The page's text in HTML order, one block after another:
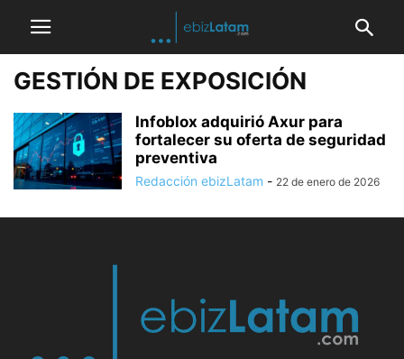
GESTIÓN DE EXPOSICIÓN
Infoblox adquirió Axur para
fortalecer su oferta de seguridad
preventiva
Redacción ebizLatam - 22 de enero de 2026